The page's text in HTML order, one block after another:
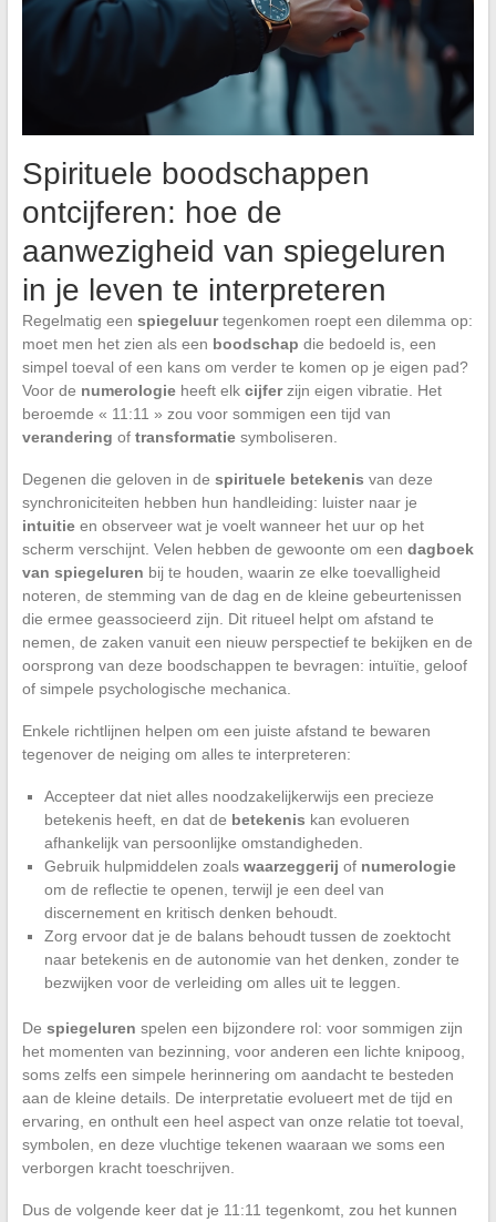
Spirituele boodschappen
ontcijferen: hoe de
aanwezigheid van spiegeluren
in je leven te interpreteren
Regelmatig een spiegeluurtegenkomen roept een dilemma op:
moet men het zien als een boodschap die bedoeld is, een
simpel toeval of een kans om verder te komen op je eigen pad?
Voor de numerologieheeft elk cijferzijn eigen vibratie. Het
beroemde « 11:11 » zou voor sommigen een tijd van
verandering of transformatiesymboliseren.
Degenen die geloven in de spirituele betekenis van deze
synchroniciteiten hebben hun handleiding: luister naar je
intuitieen observeer wat je voelt wanneer het uur op het
scherm verschijnt. Velen hebben de gewoonte om een dagboek
van spiegeluren bij te houden, waarin ze elke toevalligheid
noteren, de stemming van de dag en de kleine gebeurtenissen
die ermee geassocieerd zijn. Dit ritueel helpt om afstand te
nemen, de zaken vanuit een nieuw perspectief te bekijken en de
oorsprong van deze boodschappen te bevragen: intuïtie, geloof
of simpele psychologische mechanica.
Enkele richtlijnen helpen om een juiste afstand te bewaren
tegenover de neiging om alles te interpreteren:
Accepteer dat niet alles noodzakelijkerwijs een precieze
betekenis heeft, en dat de betekenis kan evolueren
afhankelijk van persoonlijke omstandigheden.
Gebruik hulpmiddelen zoals waarzeggerij of numerologie
om de reflectie te openen, terwijl je een deel van
discernement en kritisch denken behoudt.
Zorg ervoor dat je de balans behoudt tussen de zoektocht
naar betekenis en de autonomie van het denken, zonder te
bezwijken voor de verleiding om alles uit te leggen.
De spiegeluren spelen een bijzondere rol: voor sommigen zijn
het momenten van bezinning, voor anderen een lichte knipoog,
soms zelfs een simpele herinnering om aandacht te besteden
aan de kleine details. De interpretatie evolueert met de tijd en
ervaring, en onthult een heel aspect van onze relatie tot toeval,
symbolen, en deze vluchtige tekenen waaraan we soms een
verborgen kracht toeschrijven.
Dus de volgende keer dat je 11:11 tegenkomt, zou het kunnen